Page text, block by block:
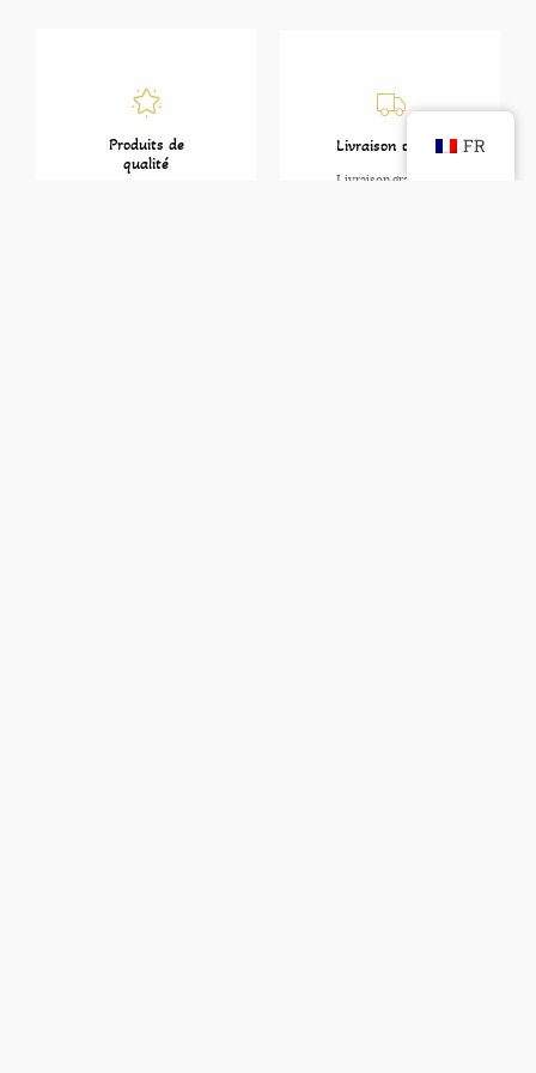
Produits de
qualité
Livraison offerte
Livraison gratuite à